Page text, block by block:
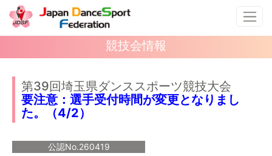
競技会情報
第39回埼玉県ダンススポーツ競技大会
要注意：選手受付時間が変更となりまし
た。（4/2）
公認No.260419